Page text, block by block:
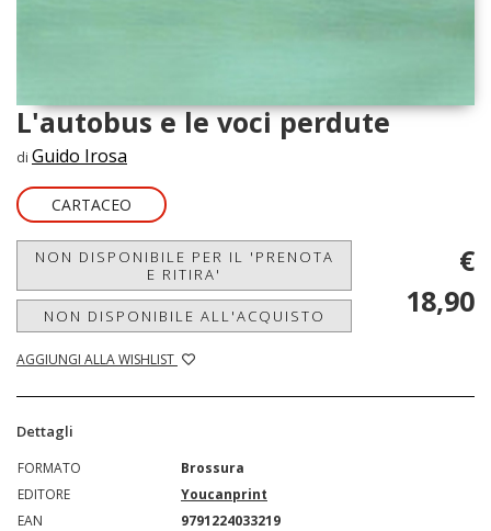
L'autobus e le voci perdute
di Guido Irosa
CARTACEO
NON DISPONIBILE PER IL 'PRENOTA
E RITIRA'
NON DISPONIBILE ALL'ACQUISTO
AGGIUNGI ALLA WISHLIST
€
18,90
Dettagli
FORMATO
Brossura
EDITORE
Youcanprint
EAN
9791224033219